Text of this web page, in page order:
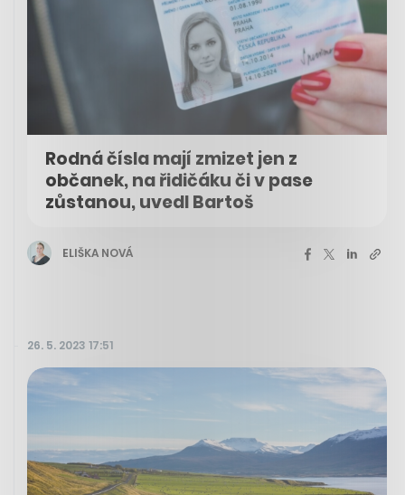
Rodná čísla mají zmizet jen z
občanek, na řidičáku či v pase
zůstanou, uvedl Bartoš
ELIŠKA NOVÁ
26. 5. 2023 17:51